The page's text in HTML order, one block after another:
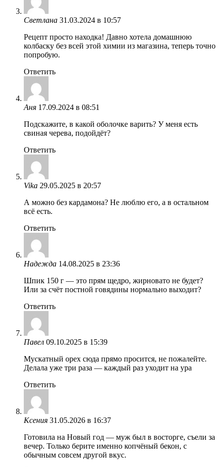
Светлана 31.03.2024 в 10:57
Рецепт просто находка! Давно хотела домашнюю
колбаску без всей этой химии из магазина, теперь точно
попробую.
Ответить
Аня 17.09.2024 в 08:51
Подскажите, в какой оболочке варить? У меня есть
свиная черева, подойдёт?
Ответить
Vika 29.05.2025 в 20:57
А можно без кардамона? Не люблю его, а в остальном
всё есть.
Ответить
Надежда 14.08.2025 в 23:36
Шпик 150 г — это прям щедро, жирновато не будет?
Или за счёт постной говядины нормально выходит?
Ответить
Павел 09.10.2025 в 15:39
Мускатный орех сюда прямо просится, не пожалейте.
Делала уже три раза — каждый раз уходит на ура
Ответить
Ксения 31.05.2026 в 16:37
Готовила на Новый год — муж был в восторге, съели за
вечер. Только берите именно копчёный бекон, с
обычным совсем другой вкус.